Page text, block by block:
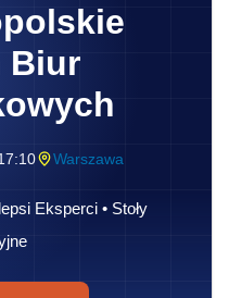
Biur
Warszawa
Eksperci • Stoły